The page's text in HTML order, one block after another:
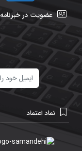
عضویت در خبرنامه
نماد اعتماد